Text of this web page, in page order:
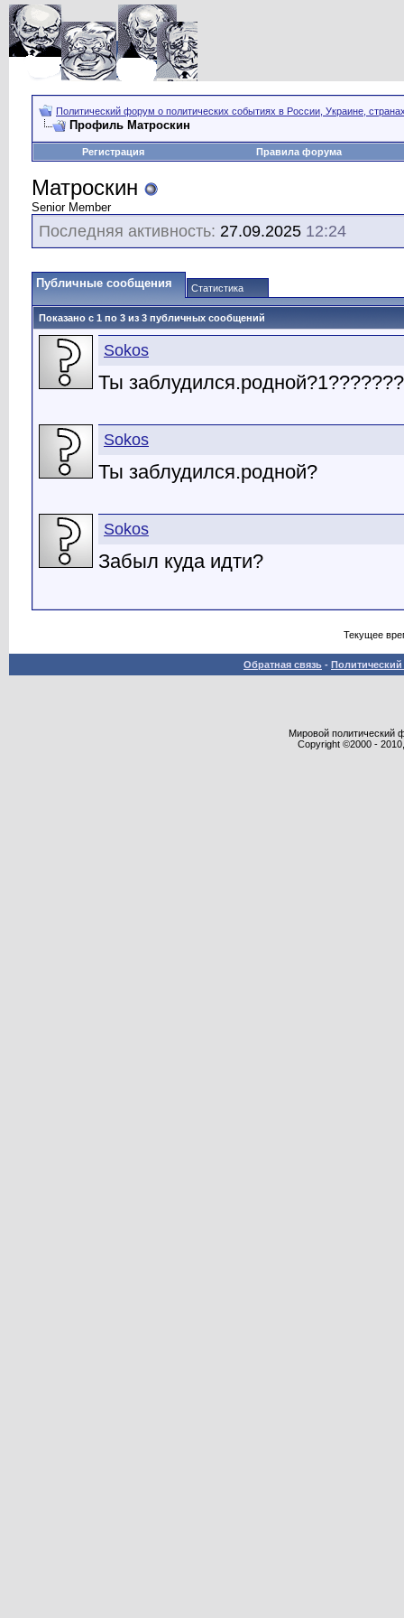
Политический форум о политических событиях в России, Украине,
Профиль Матроскин
Регистрация Правила форума
Матроскин
Senior Member
Последняя активность: 27.09.2025 12:24
Публичные сообщения Статистика
Показано с 1 по 3 из 3 публичных сообщений
Sokos
Ты
Sokos
Ты заблудился.родной?
Sokos
Забыл куда идти?
Текущее
Обратная связь -
Мировой политический
Copyright ©2000 -